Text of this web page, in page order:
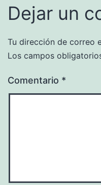
Dejar un
Tu dirección de correo
Los campos
Comentario *